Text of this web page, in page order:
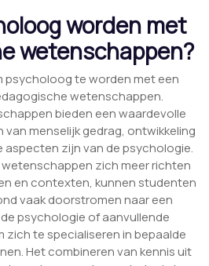
worden met
wetenschappen?
psycholoog te worden met een
wetenschappen.
bieden een waardevolle
menselijk gedrag, ontwikkeling
aspecten zijn van de psychologie.
zich meer richten
en contexten, kunnen studenten
vaak doorstromen naar een
psychologie of aanvullende
zich te specialiseren in bepaalde
Het combineren van kennis uit